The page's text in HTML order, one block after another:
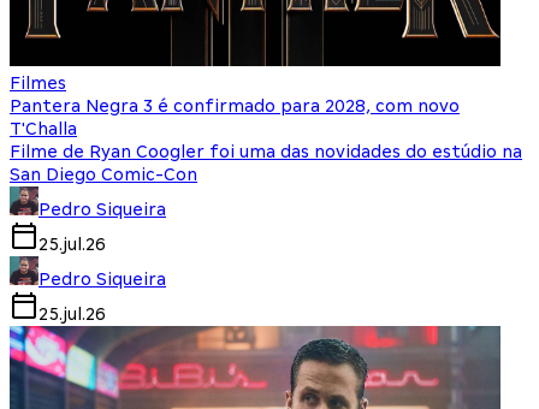
Filmes
Pantera Negra 3 é confirmado para 2028, com novo
T'Challa
Filme de Ryan Coogler foi uma das novidades do estúdio na
San Diego Comic-Con
Pedro Siqueira
25.jul.26
Pedro Siqueira
25.jul.26